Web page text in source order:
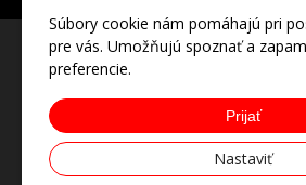
Súbory cookie nám pomáhajú pri
pre vás. Umožňujú spoznať a
preferencie.
Prijať
Nastaviť